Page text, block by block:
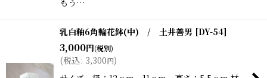
乳白釉6角輪花鉢(中) / 土井善男 [DY-54]
3,000円(税別)
(税込: 3,300円)